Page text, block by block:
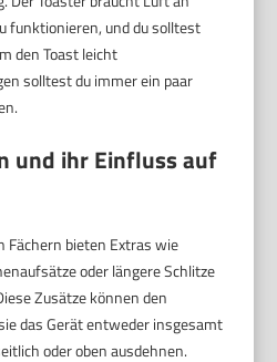
funktionieren, und du solltest
den Toast leicht
solltest du immer ein paar
und ihr Einfluss auf
Fächern bieten Extras wie
oder längere Schlitze
Zusätze können den
das Gerät entweder insgesamt
oder oben ausdehnen.